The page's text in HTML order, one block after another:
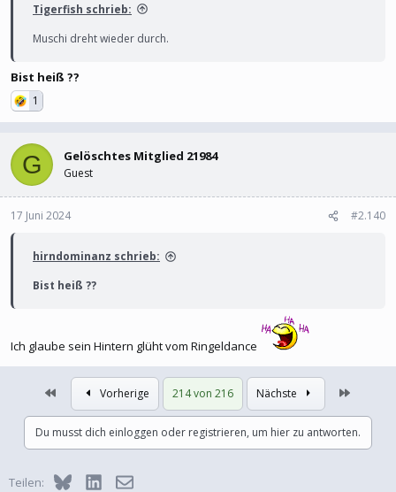
Tigerfish schrieb:
Muschi dreht wieder durch.
Bist heiß ??
1
G Gelöschtes Mitglied 21984
Guest
17 Juni 2024 #2.140
hirndominanz schrieb:
Bist heiß ??
Ich glaube sein Hintern glüht vom Ringeldance
Vorherige 214 von 216 Nächste
Du musst dich einloggen oder registrieren, um hier zu antworten.
Teilen: BlueskyLinkedInE-Mail